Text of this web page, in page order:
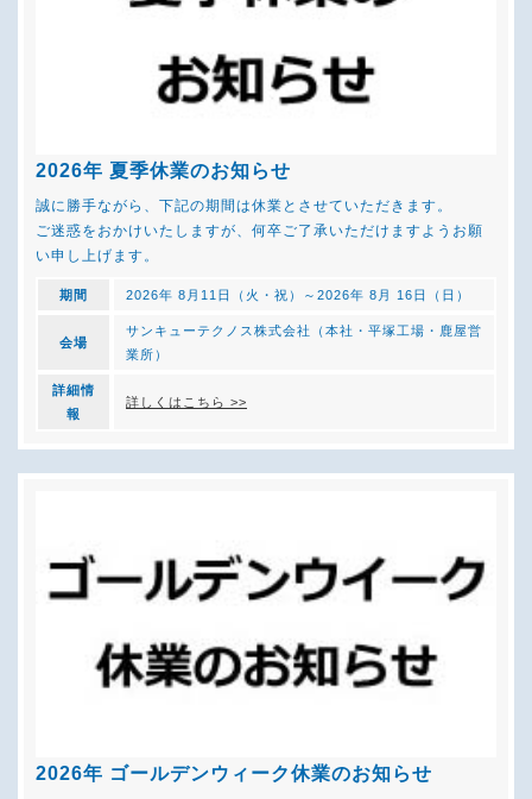
2026年 夏季休業のお知らせ
誠に勝手ながら、下記の期間は休業とさせていただきます。
ご迷惑をおかけいたしますが、何卒ご了承いただけますようお願
い申し上げます。
期間 2026年 8月11日（火・祝）～2026年 8月 16日（日）
会場
サンキューテクノス株式会社（本社・平塚工場・鹿屋営
業所）
詳細情
報
詳しくはこちら >>
2026年 ゴールデンウィーク休業のお知らせ